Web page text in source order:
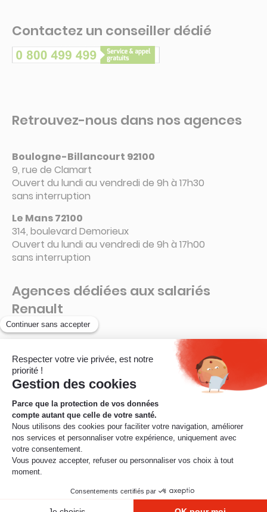
Contactez un conseiller dédié
Retrouvez-nous dans nos agences
Boulogne-Billancourt 92100
9, rue de Clamart
Ouvert du lundi au vendredi de 9h à 17h30
sans interruption
Le Mans 72100
314, boulevard Demorieux
Ouvert du lundi au vendredi de 9h à 17h00
sans interruption
Agences dédiées aux salariés
Renault
La Ruche – Connecteur 6 A
Ouvert de 8h à 16h15
sans interruption
© Mobilité Mutuelle – 2026
Mentions légales
Protection des données
Résilier son contrat
Renoncer à un contrat
Nous contacter